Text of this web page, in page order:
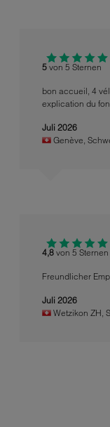
5 von 5 Sternen
bon accueil, 4
explication du
Juli 2026
Genève
4,8 von 5 Sternen
Freundlicher
Juli 2026
Wetzikon ZH